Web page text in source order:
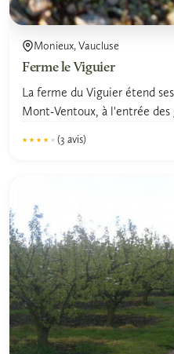
Monieux, Vaucluse
Ferme le Viguier
La ferme du Viguier étend
Mont-Ventoux, à l'entrée des
★★★★★
★★★★★ (3 avis)